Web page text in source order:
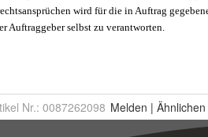
Nr.: 0087262098 Melden | Ähnlichen